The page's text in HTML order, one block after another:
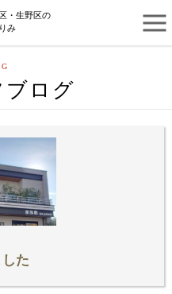
・生野区の
み
ブログ
た